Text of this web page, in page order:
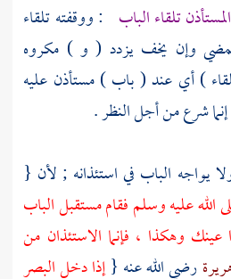
تلقاء الباب : ووقفته تلقاء
وإن يخف يزدد ( و ) مكروه
) أي عند ( باب ) مستأذن عليه
إنما شرع من أجل النظر .
يواجه الباب في استئذانه ; لأن {
الله عليه وسلم فقام مستقبل الباب
وهكذا ، فإنما الاستئذان من
رضي الله عنه {إذا دخل البصر